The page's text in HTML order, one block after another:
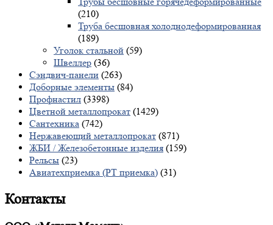
(210)
Труба бесшовная холоднодеформированная
(189)
Уголок стальной (59)
Швеллер (36)
Сэндвич-панели (263)
Доборные элементы (84)
Профнастил (3398)
Цветной металлопрокат (1429)
Сантехника (742)
Нержавеющий металлопрокат (871)
ЖБИ / Железобетонные изделия (159)
Рельсы (23)
Авиатехприемка (РТ приемка) (31)
Контакты